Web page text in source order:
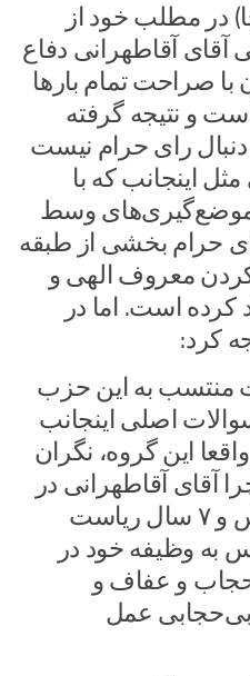
در مطلب خود از
آقای آقاطهرانی دفاع
صراحت تمام بار‌ها
و نتیجه گرفته
رای حرام نیست
اینجانب که با
موضع‌گیری‌های وسط
حرام بخشی از طبقه
معروف الهی و
کرده است. اما در
کرد:
منتسب به این حزب
اصلی اینجانب
این گروه، نگران
آقای آقاطهرانی در
۱۱ سال حضور در مجلس و ۷ سال ریاست
وظیفه خود در
و عفاف و
بی‌حجابی عمل